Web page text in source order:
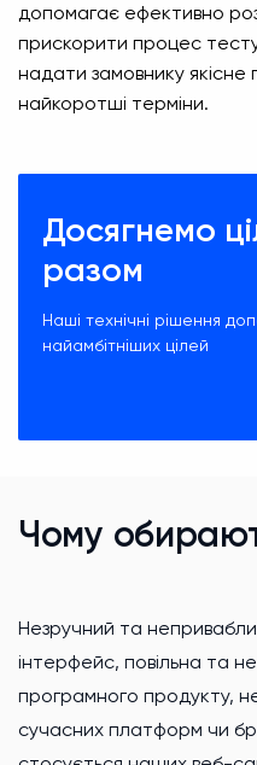
допомагає ефективно
прискорити процес
надати замовнику
найкоротші терміни.
Досягнемо
разом
Наші технічні рішення
найамбітніших цілей
Чому
Незручний та
інтерфейс, повільна та
програмного продукту,
сучасних платформ чи